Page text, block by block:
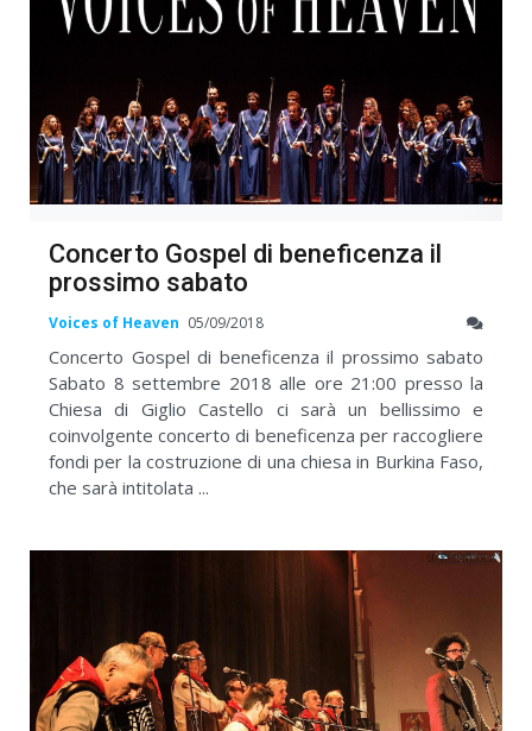
Concerto Gospel di beneficenza il
prossimo sabato
Voices of Heaven 05/09/2018
Concerto Gospel di beneficenza il prossimo sabato
Sabato 8 settembre 2018 alle ore 21:00 presso la
Chiesa di Giglio Castello ci sarà un bellissimo e
coinvolgente concerto di beneficenza per raccogliere
fondi per la costruzione di una chiesa in Burkina Faso,
che sarà intitolata ...